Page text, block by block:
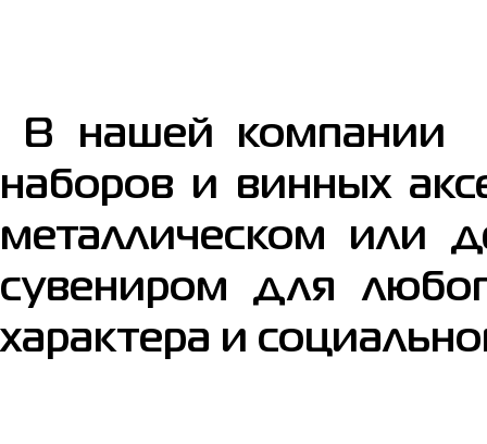
В нашей компании
наборов и винных
металлическом или
сувениром для
характера и